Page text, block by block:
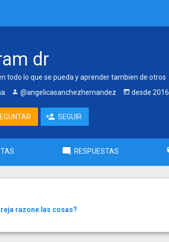
dr
todo lo que se pueda y aprender tambien de otros
@angelicasanchezhernandez desde 2016
SEGUIR
RESPUESTAS
razone las cosas?